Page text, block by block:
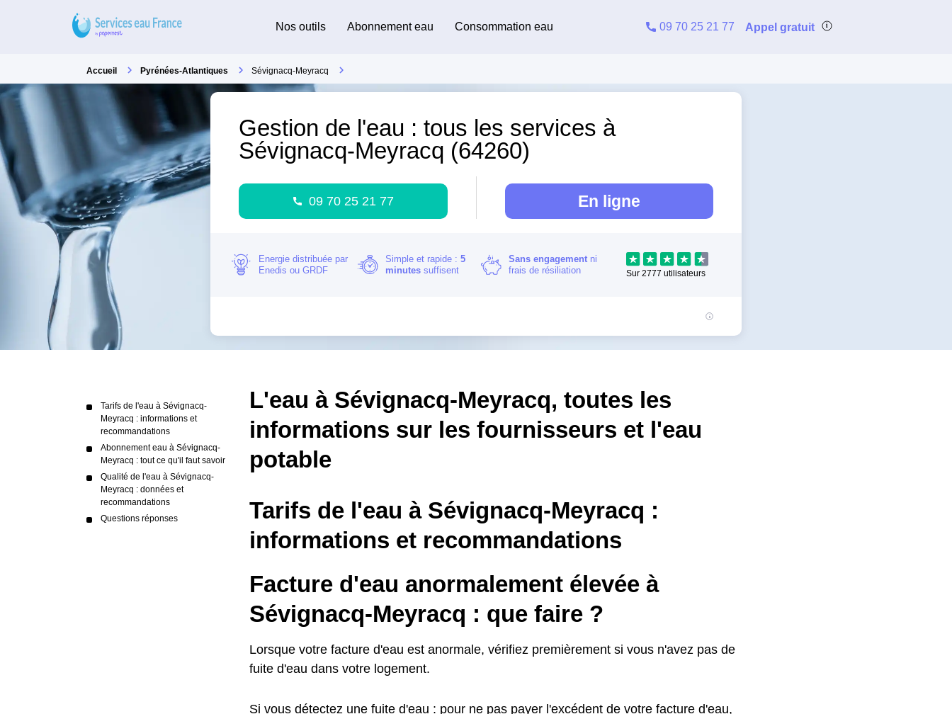
Nos outils Abonnement eau Consommation eau 09 70 25 21 77 Appel gratuit
Accueil Pyrénées-Atlantiques Sévignacq-Meyracq
Gestion de l'eau : tous les services à
Sévignacq-Meyracq (64260)
09 70 25 21 77 En ligne
Energie distribuée par
Enedis ou GRDF
Simple et rapide : 5
minutessuffisent
Sans engagementni
frais de résiliation
Sur 2777 utilisateurs
Tarifs de l'eau à Sévignacq-
Meyracq : informations et
recommandations
Abonnement eau à Sévignacq-
Meyracq : tout ce qu'il faut savoir
Qualité de l'eau à Sévignacq-
Meyracq : données et
recommandations
Questions réponses
L'eau à Sévignacq-Meyracq, toutes les
informations sur les fournisseurs et l'eau
potable
Tarifs de l'eau à Sévignacq-Meyracq :
informations et recommandations
Facture d'eau anormalement élevée à
Sévignacq-Meyracq : que faire ?
Lorsque votre facture d'eau est anormale, vérifiez premièrement si vous n'avez pas de
fuite d'eau dans votre logement.
Si vous détectez une fuite d'eau : pour ne pas payer l'excédent de votre facture d'eau,